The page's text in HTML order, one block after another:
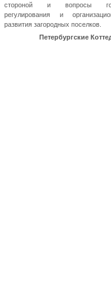
стороной и вопросы
регулирования и
развития загородных поселков.
Петербургские